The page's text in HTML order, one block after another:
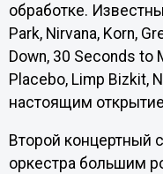
обработке.
Park, Nirvana, Korn,
Down, 30 Seconds to
Placebo, Limp Bizkit,
настоящим
Второй концертный
оркестра большим